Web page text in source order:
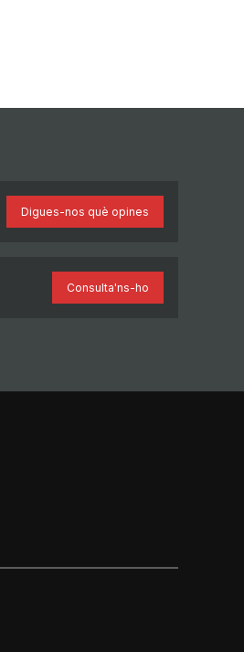
Digues-nos què opines
Consulta'ns-ho